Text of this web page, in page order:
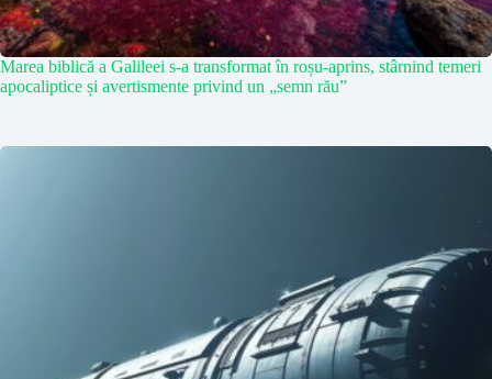
Marea biblică a Galileei s-a transformat în roșu-aprins, stârnind temeri
apocaliptice și avertismente privind un „semn rău”